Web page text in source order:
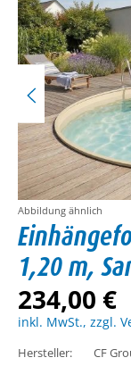
Abbildung ähnlich
1,20 m,
234,00 €
inkl. MwSt., zzgl.
Hersteller:
CF